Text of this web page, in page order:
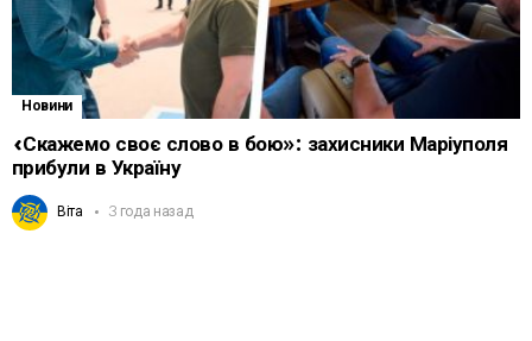
Новини
«Скажемо своє слово в бою»: захисники Маріуполя
прибули в Україну
Віта 3 года назад